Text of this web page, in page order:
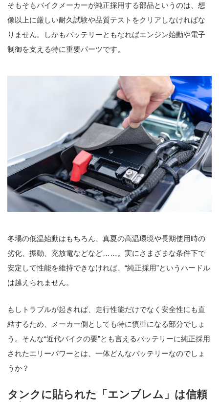
そもそもバイクメーカーが純正採用する部品というのは、想
像以上に厳しい耐久試験や品質テストをクリアしなければな
りません。しかもバッテリーともなればエンジン始動や電子
制御を支える特に重要パーツです。
冬場の低温始動はもちろん、真夏の高温環境や長期使用時の
劣化、振動、充放電などなど……。実にさまざまな条件下で
安定して性能を維持できなければ、“純正採用”というハードル
は越えられません。
もしトラブルが起きれば、走行性能だけでなく安全性にも直
結するため、メーカー側としても特に慎重になる部分でしょ
う。そんな“近代バイクの要”とも言えるバッテリーに純正採用
されたエリーパワーとは、一体どんなバッテリーなのでしょ
うか？
タンクに貼られた「エンブレム」は信頼